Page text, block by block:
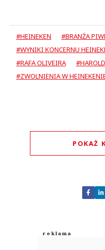
#HEINEKEN
#BRANŻA
#WYNIKI KONCERNU
#RAFA OLIVEIRA
#ZWOLNIENIA W
POKAŻ
Nie
Zostaw